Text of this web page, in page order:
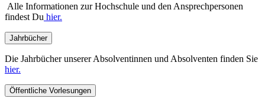
Alle Informationen zur Hochschule und den Ansprechpersonen
findest Du hier.
Jahrbücher
Die Jahrbücher unserer Absolventinnen und Absolventen finden Sie
hier.
Öffentliche Vorlesungen